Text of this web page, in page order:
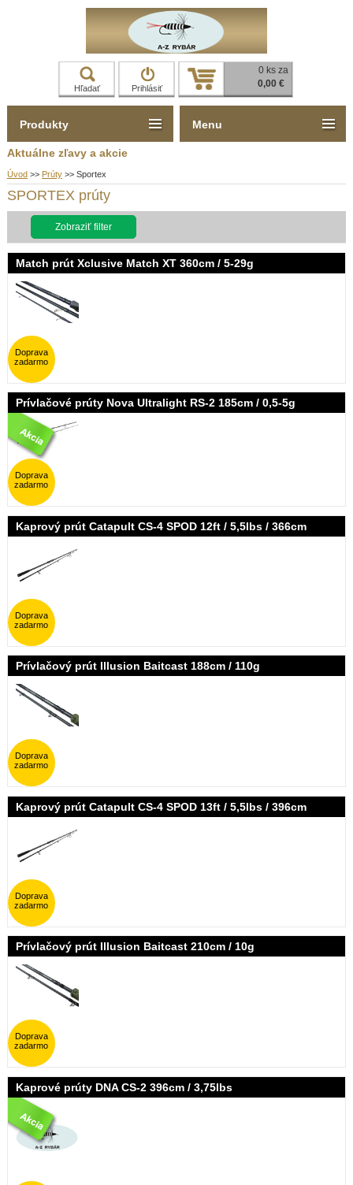
Hľadať Prihlásiť
0 ks za
0,00 €
Aktuálne zľavy a akcie
Úvod >> Prúty >> Sportex
SPORTEX prúty
Zobraziť filter
Match prút Xclusive Match XT 360cm / 5-29g
Doprava
zadarmo
Prívlačové prúty Nova Ultralight RS-2 185cm / 0,5-5g
Doprava
zadarmo
Kaprový prút Catapult CS-4 SPOD 12ft / 5,5lbs / 366cm
Doprava
zadarmo
Prívlačový prút Illusion Baitcast 188cm / 110g
Doprava
zadarmo
Kaprový prút Catapult CS-4 SPOD 13ft / 5,5lbs / 396cm
Doprava
zadarmo
Prívlačový prút Illusion Baitcast 210cm / 10g
Doprava
zadarmo
Kaprové prúty DNA CS-2 396cm / 3,75lbs
Produkty Menu